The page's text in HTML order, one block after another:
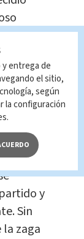
a la
el
lateral
y
Sin
zaga
y entrega de
el sitio,
según
la configuración